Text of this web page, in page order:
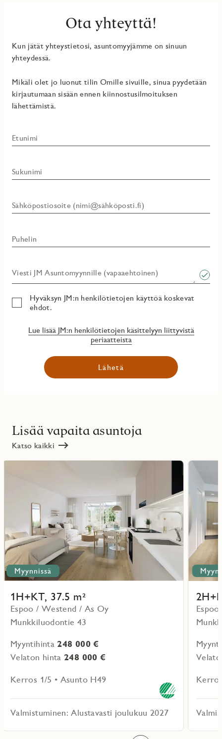
Ota yhteyttä!
Kun jätät yhteystietosi, asuntomyyjämme on sinuun
yhteydessä.
Mikäli olet jo luonut tilin Omille sivuille, sinua pyydetään
kirjautumaan sisään ennen kiinnostusilmoituksen
lähettämistä.
Etunimi
Sukunimi
Sähköpostiosoite (nimi@sähköposti.fi)
Puhelin
Viesti JM Asuntomyynnille (vapaaehtoinen)​
Hyväksyn JM:n henkilötietojen käyttöä koskevat
ehdot.
Lue lisää JM:n henkilötietojen käsittelyyn liittyvistä
periaatteista
Lähetä
Lisää vapaita asuntoja
Katso kaikki
Myynnissä
1H+KT, 37.5 m²
Espoo / Westend / As Oy
Munkkiluodontie 43
Myyntihinta 248 000 €
Velaton hinta 248 000 €
Kerros 1/5 • Asunto H49
Valmistuminen: Alustavasti joulukuu 2027
Lue
kohteesta